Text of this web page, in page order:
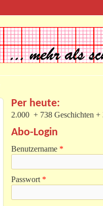
Per heute:
2.000 + 738 Geschichten +
Abo-Login
Benutzername *
Passwort *